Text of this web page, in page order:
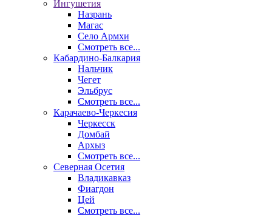
Ингушетия
Назрань
Магас
Село Армхи
Смотреть все...
Кабардино-Балкария
Нальчик
Чегет
Эльбрус
Смотреть все...
Карачаево-Черкесия
Черкесск
Домбай
Архыз
Смотреть все...
Северная Осетия
Владикавказ
Фиагдон
Цей
Смотреть все...